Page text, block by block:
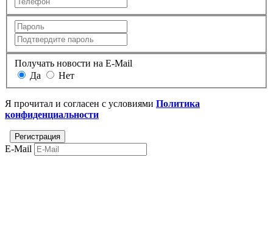
Получать новости на E-Mail
Да
Нет
Я прочитал и согласен с условиями Политика
конфиденциальности
E-Mail